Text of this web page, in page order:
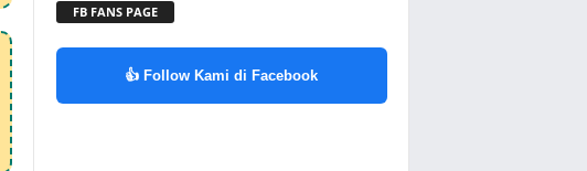
FB FANS PAGE
👍 Follow Kami di Facebook